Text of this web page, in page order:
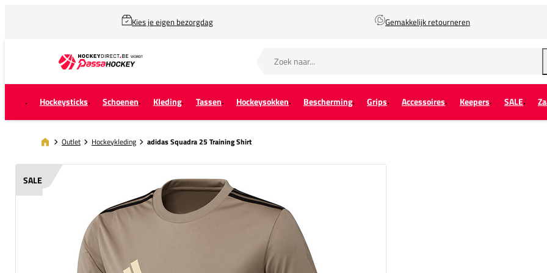
Kies je eigen bezorgdag Gemakkelijk retourneren
Hockeysticks Schoenen Kleding Tassen Hockeysokken Bescherming Grips Accessoires Keepers SALE
Outlet Hockeykleding adidas Squadra 25 Training Shirt
SALE